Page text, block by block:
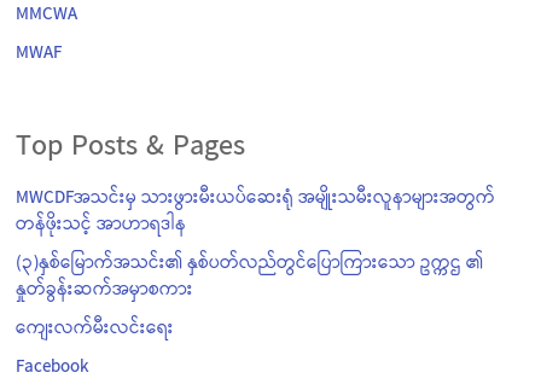
MMCWA
MWAF
Top Posts & Pages
MWCDFအသင်းမှ သားဖွားမီးယပ်ဆေးရုံ အမျိုးသမီးလူနာများအတွက်
တန်ဖိုးသင့် အာဟာရဒါန
(၃)နှစ်မြောက်အသင်း၏ နှစ်ပတ်လည်တွင်ပြောကြားသော ဥက္ကဌ ၏
နှုတ်ခွန်းဆက်အမှာစကား
ကျေးလက်မီးလင်းရေး
Facebook